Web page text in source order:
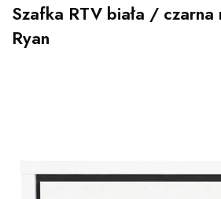
Szafka RTV biała / czarna
Ryan